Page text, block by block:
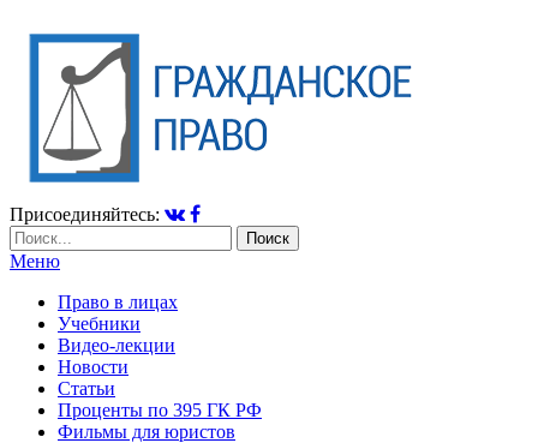
Присоединяйтесь:
Меню
Право в лицах
Учебники
Видео-лекции
Новости
Статьи
Проценты по 395 ГК РФ
Фильмы для юристов